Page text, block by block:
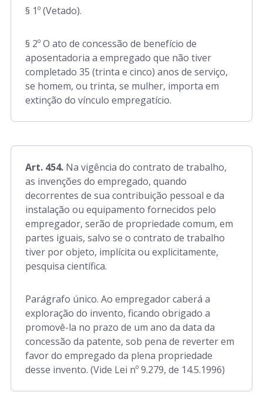
§ 1º (Vetado).
§ 2º O ato de concessão de benefício de
aposentadoria a empregado que não tiver
completado 35 (trinta e cinco) anos de serviço,
se homem, ou trinta, se mulher, importa em
extinção do vínculo empregatício.
Art. 454. Na vigência do contrato de trabalho,
as invenções do empregado, quando
decorrentes de sua contribuição pessoal e da
instalação ou equipamento fornecidos pelo
empregador, serão de propriedade comum, em
partes iguais, salvo se o contrato de trabalho
tiver por objeto, implícita ou explicitamente,
pesquisa científica.
Parágrafo único. Ao empregador caberá a
exploração do invento, ficando obrigado a
promovê-la no prazo de um ano da data da
concessão da patente, sob pena de reverter em
favor do empregado da plena propriedade
desse invento. (Vide Lei nº 9.279, de 14.5.1996)